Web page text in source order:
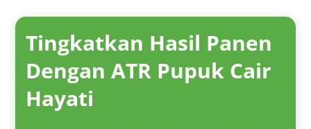
Tingkatkan Hasil Panen
Dengan ATR Pupuk Cair
Hayati